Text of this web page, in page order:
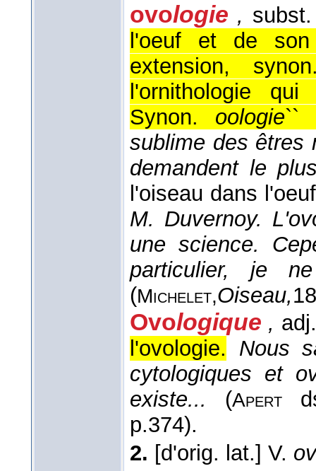
ovologie ,
l'oeuf et de son
extension,
l'ornithologie
Synon. oologie``
sublime des êtres
demandent le
l'oiseau dans
M. Duvernoy.
une science.
particulier, je
(Michelet,Oiseau,
Ovologique , adj.
l'ovologie.
Nous
cytologiques et
existe...
(Apert
p.374).
2. [d'orig. lat.] V.